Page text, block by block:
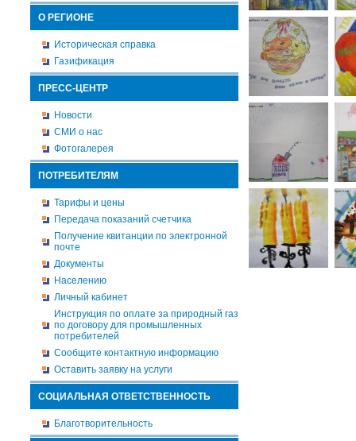
О РЕГИОНЕ
Историческая справка
Газификация
ПРЕСС-ЦЕНТР
Новости
СМИ о нас
Фотогалерея
ПОТРЕБИТЕЛЯМ
Тарифы и цены
Передача показаний счетчика
Получение квитанции по электронной
почте
Документы
Населению
Личный кабинет
Инструкция по оплате за природный газ
по договору для промышленных
потребителей
Сообщите контактную информацию
Оставить заявку на услуги
СОЦИАЛЬНАЯ ОТВЕТСТВЕННОСТЬ
Благотворительность